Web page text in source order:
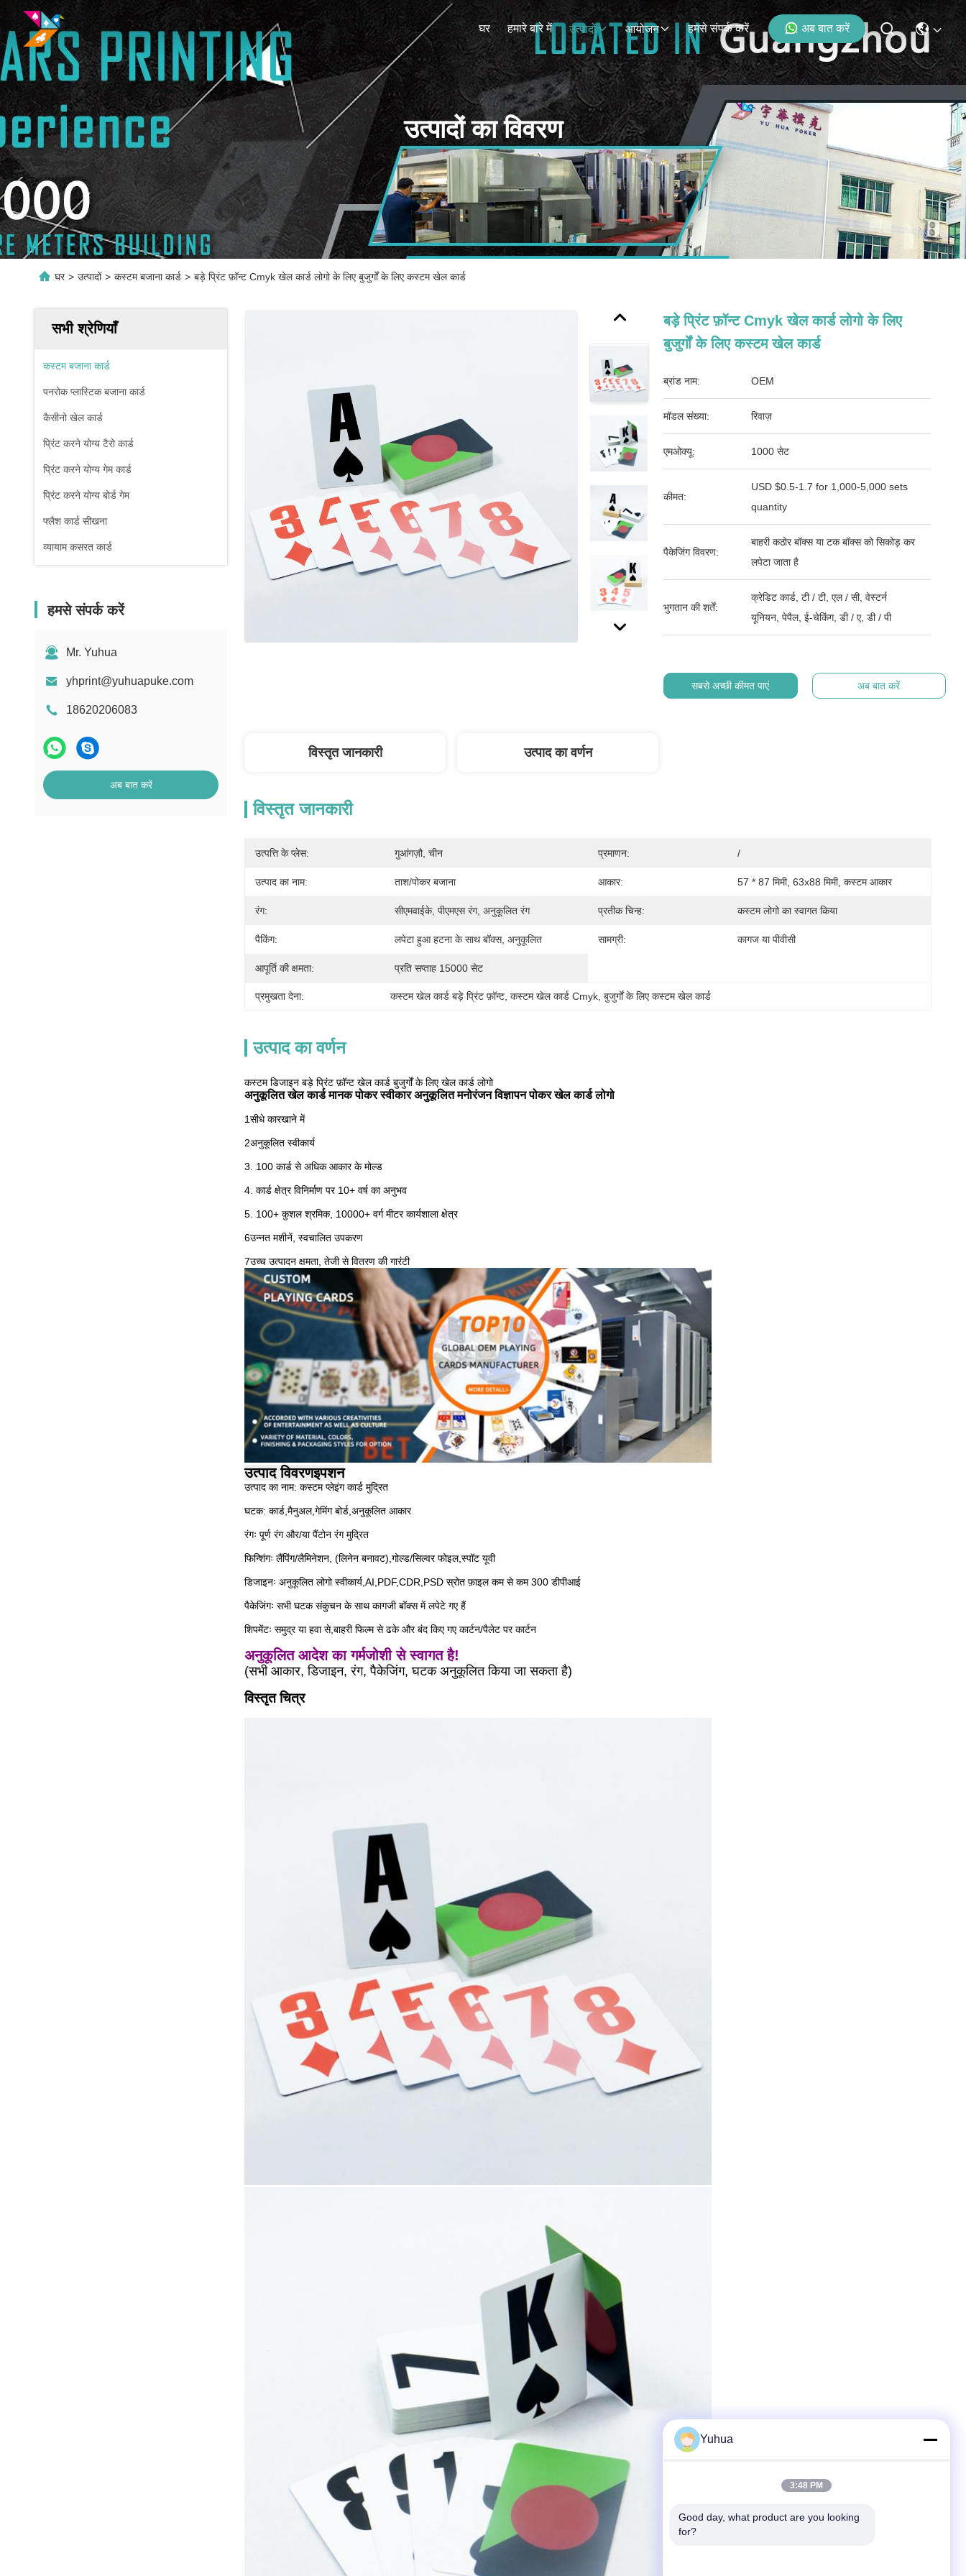
घर हमारे बारे में उत्पादों आयोजन हमसे संपर्क करें अब बात करें
उत्पादों का विवरण
घर > उत्पादों > कस्टम बजाना कार्ड > बड़े प्रिंट फ़ॉन्ट Cmyk खेल कार्ड लोगो के लिए बुजुर्गों के लिए कस्टम खेल कार्ड
सभी श्रेणियाँ
कस्टम बजाना कार्ड
पनरोक प्लास्टिक बजाना कार्ड
कैसीनो खेल कार्ड
प्रिंट करने योग्य टैरो कार्ड
प्रिंट करने योग्य गेम कार्ड
प्रिंट करने योग्य बोर्ड गेम
फ्लैश कार्ड सीखना
व्यायाम कसरत कार्ड
हमसे संपर्क करें
Mr. Yuhua
yhprint@yuhuapuke.com
18620206083
अब बात करें
बड़े प्रिंट फ़ॉन्ट Cmyk खेल कार्ड लोगो के लिए
बुजुर्गों के लिए कस्टम खेल कार्ड
ब्रांड नाम: OEM
मॉडल संख्या: रिवाज़
एमओक्यू: 1000 सेट
कीमत:
USD $0.5-1.7 for 1,000-5,000 sets
quantity
पैकेजिंग विवरण:
बाहरी कठोर बॉक्स या टक बॉक्स को सिकोड़ कर
लपेटा जाता है
भुगतान की शर्तें:
क्रेडिट कार्ड, टी / टी, एल / सी, वेस्टर्न
यूनियन, पेपैल, ई-चेकिंग, डी / ए, डी / पी
सबसे अच्छी कीमत पाएं अब बात करें
विस्तृत जानकारी उत्पाद का वर्णन
विस्तृत जानकारी
उत्पत्ति के प्लेस: गुआंगज़ौ, चीन प्रमाणन: /
उत्पाद का नाम: ताश/पोकर बजाना आकार: 57 * 87 मिमी, 63x88 मिमी, कस्टम आकार
रंग: सीएमवाईके, पीएमएस रंग, अनुकूलित रंग प्रतीक चिन्ह: कस्टम लोगो का स्वागत किया
पैकिंग: लपेटा हुआ हटना के साथ बॉक्स, अनुकूलित सामग्री: कागज या पीवीसी
आपूर्ति की क्षमता: प्रति सप्ताह 15000 सेट
प्रमुखता देना: कस्टम खेल कार्ड बड़े प्रिंट फ़ॉन्ट , कस्टम खेल कार्ड Cmyk , बुजुर्गों के लिए कस्टम खेल कार्ड
उत्पाद का वर्णन
कस्टम डिजाइन बड़े प्रिंट फ़ॉन्ट खेल कार्ड बुजुर्गों के लिए खेल कार्ड लोगो
अनुकूलित खेल कार्ड मानक पोकर स्वीकार अनुकूलित मनोरंजन विज्ञापन पोकर खेल कार्ड लोगो
1सीधे कारखाने में
2अनुकूलित स्वीकार्य
3. 100 कार्ड से अधिक आकार के मोल्ड
4. कार्ड क्षेत्र विनिर्माण पर 10+ वर्ष का अनुभव
5. 100+ कुशल श्रमिक, 10000+ वर्ग मीटर कार्यशाला क्षेत्र
6उन्नत मशीनें, स्वचालित उपकरण
7उच्च उत्पादन क्षमता, तेजी से वितरण की गारंटी
उत्पाद विवरणइपशन
उत्पाद का नाम: कस्टम प्लेइंग कार्ड मुद्रित
घटक: कार्ड,मैनुअल,गेमिंग बोर्ड,अनुकूलित आकार
रंगः पूर्ण रंग और/या पैंटोन रंग मुद्रित
फिन्शिंगः लैंपिंग/लैमिनेशन, (लिनेन बनावट),गोल्ड/सिल्वर फोइल,स्पॉट यूवी
डिजाइनः अनुकूलित लोगो स्वीकार्य,AI,PDF,CDR,PSD स्रोत फ़ाइल कम से कम 300 डीपीआई
पैकेजिंगः सभी घटक संकुचन के साथ कागजी बॉक्स में लपेटे गए हैं
शिपमेंटः समुद्र या हवा से,बाहरी फिल्म से ढके और बंद किए गए कार्टन/पैलेट पर कार्टन
अनुकूलित आदेश का गर्मजोशी से स्वागत है!
(सभी आकार, डिजाइन, रंग, पैकेजिंग, घटक अनुकूलित किया जा सकता है)
विस्तृत चित्र
Yuhua
3:48 PM
Good day, what product are you looking
for?